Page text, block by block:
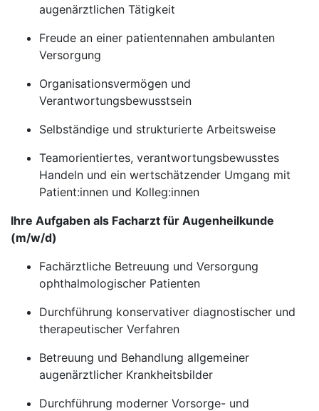
augenärztlichen Tätigkeit
Freude an einer patientennahen ambulanten
Versorgung
Organisationsvermögen und
Verantwortungsbewusstsein
Selbständige und strukturierte Arbeitsweise
Teamorientiertes, verantwortungsbewusstes
Handeln und ein wertschätzender Umgang mit
Patient:innen und Kolleg:innen
Ihre Aufgaben als Facharzt für Augenheilkunde
(m/w/d)
Fachärztliche Betreuung und Versorgung
ophthalmologischer Patienten
Durchführung konservativer diagnostischer und
therapeutischer Verfahren
Betreuung und Behandlung allgemeiner
augenärztlicher Krankheitsbilder
Durchführung moderner Vorsorge- und